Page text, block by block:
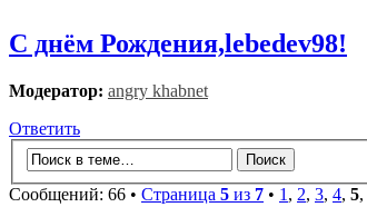
С днём Рождения,lebedev98!
Модератор: angry khabnet
Ответить
Сообщений: 66 • Страница 5 из 7 • 1 , 2, 3, 4, 5,